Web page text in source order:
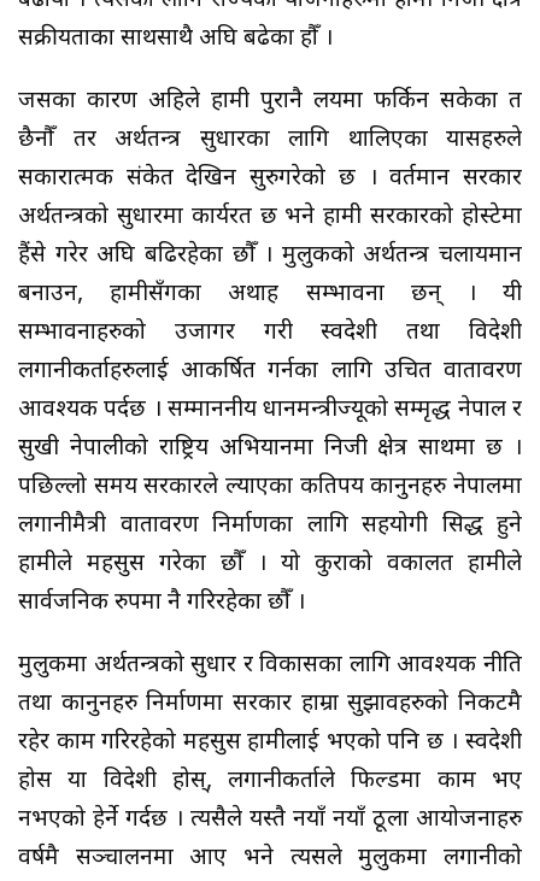
सक्रीयताका साथसाथै अघि बढेका हौँ ।
जसका कारण अहिले हामी पुरानै लयमा फर्किन सकेका त
छैनौँ तर अर्थतन्त्र सुधारका लागि थालिएका प्रयासहरुले
सकारात्मक संकेत देखिन सुरुगरेको छ । वर्तमान सरकार
अर्थतन्त्रको सुधारमा कार्यरत छ भने हामी सरकारको होस्टेमा
हैंसे गरेर अघि बढिरहेका छौँ । मुलुकको अर्थतन्त्र चलायमान
बनाउन, हामीसँगका अथाह सम्भावना छन् । यी
सम्भावनाहरुको उजागर गरी स्वदेशी तथा विदेशी
लगानीकर्ताहरुलाई आकर्षित गर्नका लागि उचित वातावरण
आवश्यक पर्दछ । सम्माननीय प्रधानमन्त्रीज्यूको सम्मृद्ध नेपाल र
सुखी नेपालीको राष्ट्रिय अभियानमा निजी क्षेत्र साथमा छ ।
पछिल्लो समय सरकारले ल्याएका कतिपय कानुनहरु नेपालमा
लगानीमैत्री वातावरण निर्माणका लागि सहयोगी सिद्ध हुने
हामीले महसुस गरेका छौँ । यो कुराको वकालत हामीले
सार्वजनिक रुपमा नै गरिरहेका छौँ ।
मुलुकमा अर्थतन्त्रको सुधार र विकासका लागि आवश्यक नीति
तथा कानुनहरु निर्माणमा सरकार हाम्रा सुझावहरुको निकटमै
रहेर काम गरिरहेको महसुस हामीलाई भएको पनि छ । स्वदेशी
होस या विदेशी होस्, लगानीकर्ताले फिल्डमा काम भए
नभएको हेर्ने गर्दछ । त्यसैले यस्तै नयाँ नयाँ ठूला आयोजनाहरु
वर्षमै सञ्चालनमा आए भने त्यसले मुलुकमा लगानीको